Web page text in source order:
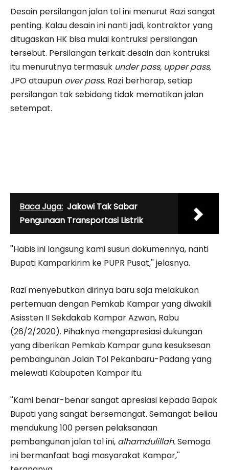
Desain persilangan jalan tol ini menurut Razi sangat
penting. Kalau desain ini nanti jadi, kontraktor yang
ditugaskan HK bisa mulai kontruksi persilangan
tersebut. Persilangan terkait desain dan kontruksi
itu menurutnya termasuk under pass, upper pass,
JPO ataupun over pass. Razi berharap, setiap
persilangan tak sebidang tidak mematikan jalan
setempat.
Baca Juga: Jakowi Tak Sabar
Pengunaan Transportasi Listrik
''Habis ini langsung kami susun dokumennya, nanti
Bupati Kamparkirim ke PUPR Pusat,'' jelasnya.
Razi menyebutkan dirinya baru saja melakukan
pertemuan dengan Pemkab Kampar yang diwakili
Asissten II Sekdakab Kampar Azwan, Rabu
(26/2/2020). Pihaknya mengapresiasi dukungan
yang diberikan Pemkab Kampar guna kesuksesan
pembangunan Jalan Tol Pekanbaru-Padang yang
melewati Kabupaten Kampar itu.
''Kami benar-benar sangat apresiasi kepada Bapak
Bupati yang sangat bersemangat. Semangat beliau
mendukung 100 persen pelaksanaan
pembangunan jalan tol ini, alhamdulillah.Semoga
ini bermanfaat bagi masyarakat Kampar,''